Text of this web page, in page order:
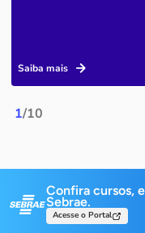
1/10
Saiba mais
Confira cursos,
Sebrae.
Acesse o Portal